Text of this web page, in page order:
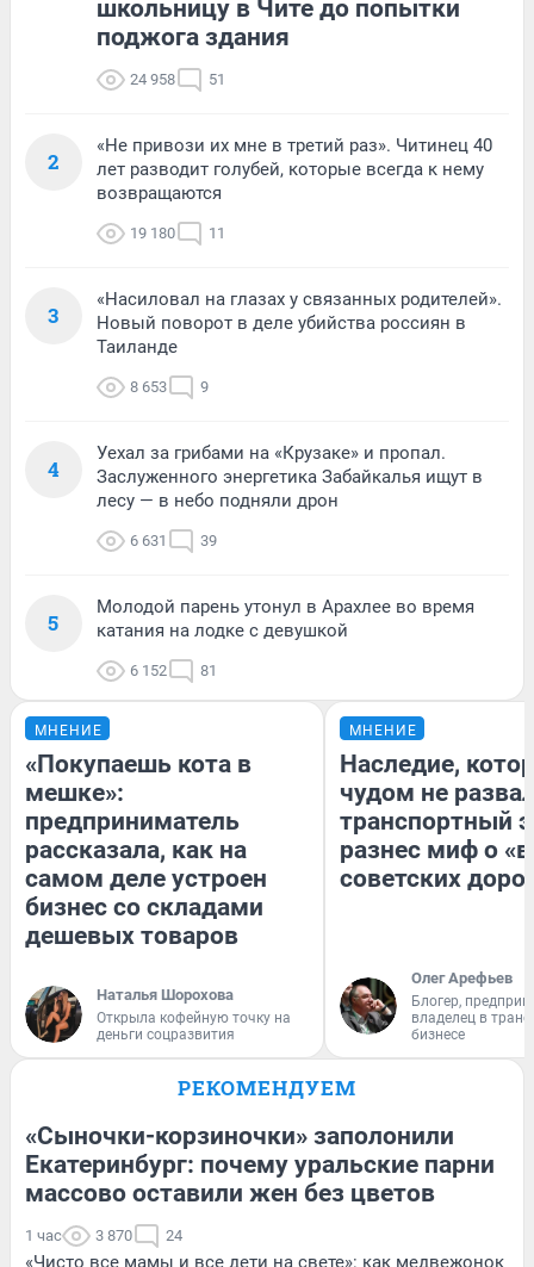
школьницу в Чите до попытки
поджога здания
24 958 51
2
«Не привози их мне в третий раз». Читинец 40
лет разводит голубей, которые всегда к нему
возвращаются
19 180 11
3
«Насиловал на глазах у связанных родителей».
Новый поворот в деле убийства россиян в
Таиланде
8 653 9
4
Уехал за грибами на «Крузаке» и пропал.
Заслуженного энергетика Забайкалья ищут в
лесу — в небо подняли дрон
6 631 39
5
Молодой парень утонул в Арахлее во время
катания на лодке с девушкой
6 152 81
МНЕНИЕ
«Покупаешь кота в
мешке»:
предприниматель
рассказала, как на
самом деле устроен
бизнес со складами
дешевых товаров
Наталья Шорохова
Открыла кофейную точку на
деньги соцразвития
МНЕНИЕ
Наследие,
чудом не
транспортный
разнес миф о
советских
Олег Арефьев
Блогер,
владелец в
бизнесе
РЕКОМЕНДУЕМ
«Сыночки-корзиночки» заполонили
Екатеринбург: почему уральские парни
массово оставили жен без цветов
1 час 3 870 24
«Чисто все мамы и все дети на свете»: как медвежонок